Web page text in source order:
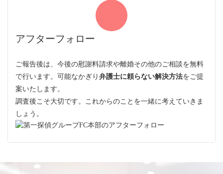
アフターフォロー
ご報告後は、今後の慰謝料請求や離婚その他のご相談を無料
で行います。可能なかぎり 弁護士に頼らない解決方法をご提
案いたします。
調査後こそ大切です。これからのことを一緒に考えていきま
しょう。